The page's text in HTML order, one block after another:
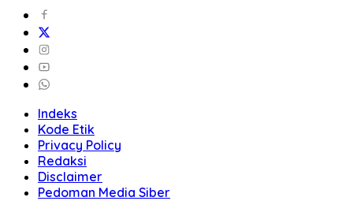
Indeks
Kode Etik
Privacy Policy
Redaksi
Disclaimer
Pedoman Media Siber